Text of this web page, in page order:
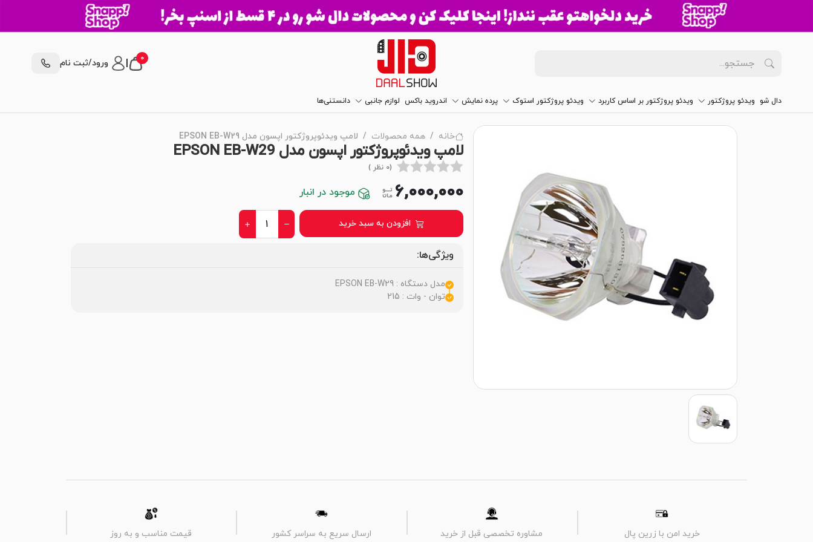
0
| ورود/ثبت نام
دال شو ویدئو پروژکتور ویدئو پروژکتور بر اساس کاربرد ویدئو پروژکتور استوک پرده نمایش اندروید باکس لوازم جانبی دانستنی‌ها
خانه همه محصولات لامپ ویدئوپروژکتور اپسون مدل EPSON EB-W29
لامپ ویدئوپروژکتور اپسون مدل EPSON EB-W29
(0 نظر )
6,000,000 موجود در انبار
افزودن به سبد خرید
ویژگی‌ها:
مدل دستگاه : EPSON EB-W29
توان - وات : 215
خرید امن با زرین پال مشاوره تخصصی قبل از خرید ارسال سریع به سراسر کشور قیمت مناسب و به روز